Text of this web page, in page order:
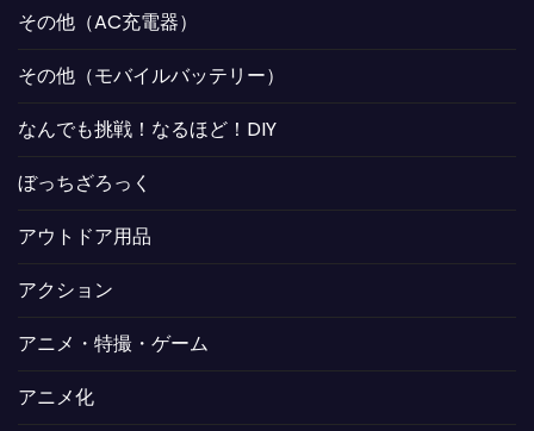
その他（AC充電器）
その他（モバイルバッテリー）
なんでも挑戦！なるほど！DIY
ぼっちざろっく
アウトドア用品
アクション
アニメ・特撮・ゲーム
アニメ化